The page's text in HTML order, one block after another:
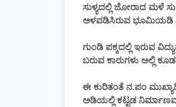
ಸುಳ್ಯದಲ್ಲಿ ಜೋರಾದ ಮಳೆ
ಅಳವಡಿಸಿರುವ ಭೂಮಿಯಡಿ
ಗುಂಡಿ ಪಕ್ಕದಲ್ಲಿ ಇರುವ
ಬರುವ ಕಾರುಗಳು ಅಲ್ಲಿ
ಈ ಕುರಿತಂತೆ ನ.ಪಂ
ಅಡಿಯಲ್ಲಿ ಕಟ್ಟಡ